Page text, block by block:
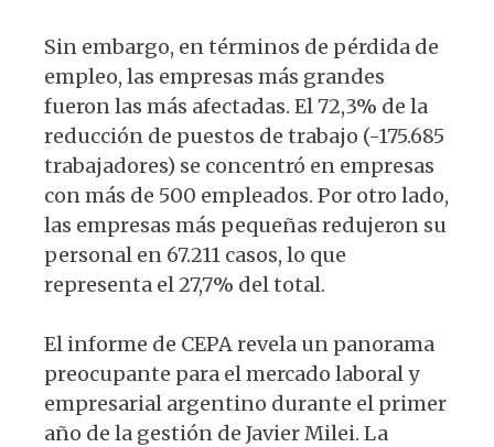
Sin embargo, en términos de pérdida de
empleo, las empresas más grandes
fueron las más afectadas. El 72,3% de la
reducción de puestos de trabajo (-175.685
trabajadores) se concentró en empresas
con más de 500 empleados. Por otro lado,
las empresas más pequeñas redujeron su
personal en 67.211 casos, lo que
representa el 27,7% del total.
El informe de CEPA revela un panorama
preocupante para el mercado laboral y
empresarial argentino durante el primer
año de la gestión de Javier Milei. La